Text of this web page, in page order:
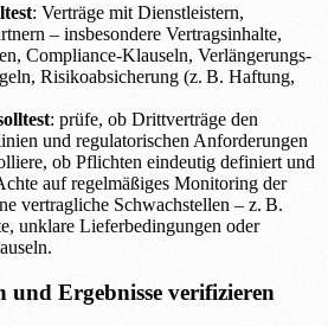
: Verträge mit Dienstleistern,
– insbesondere Vertragsinhalte,
Compliance-Klauseln, Verlängerungs-
Risikoabsicherung (z. B. Haftung,
: prüfe, ob Drittverträge den
und regulatorischen Anforderungen
ob Pflichten eindeutig definiert und
auf regelmäßiges Monitoring der
vertragliche Schwachstellen – z. B.
unklare Lieferbedingungen oder
und Ergebnisse verifizieren